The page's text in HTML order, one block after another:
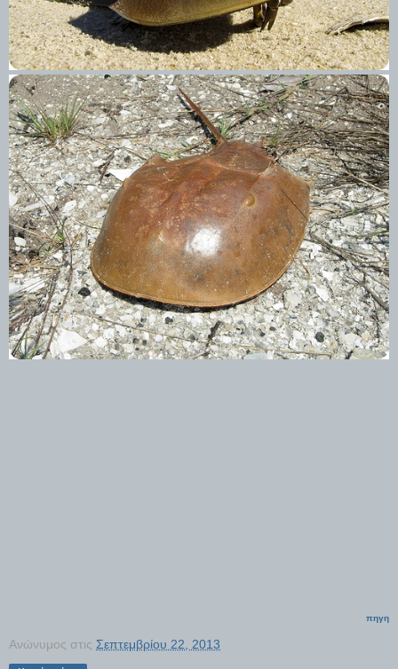
πηγη
Ανώνυμος στις Σεπτεμβρίου 22, 2013